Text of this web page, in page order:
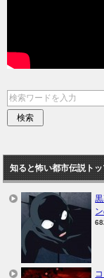
知ると怖い都市伝説トッ